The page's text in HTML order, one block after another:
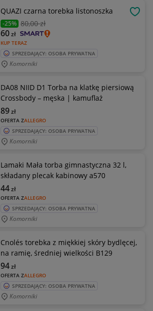
QUAZI czarna torebka listonoszka
-25% 80,00 zł
KUP TERAZ
60zł
SPRZEDAJĄCY: OSOBA PRYWATNA
Komorniki
DA08 NIID D1 Torba na klatkę piersiową
Crossbody – męska | kamuflaż
OFERTA ZALLEGRO
89zł
SPRZEDAJĄCY: OSOBA PRYWATNA
Komorniki
Lamaki Mała torba gimnastyczna 32 l,
składany plecak kabinowy a570
OFERTA ZALLEGRO
44zł
SPRZEDAJĄCY: OSOBA PRYWATNA
Komorniki
Cnolés torebka z miękkiej skóry bydlęcej,
na ramię, średniej wielkości B129
OFERTA ZALLEGRO
94zł
SPRZEDAJĄCY: OSOBA PRYWATNA
Komorniki